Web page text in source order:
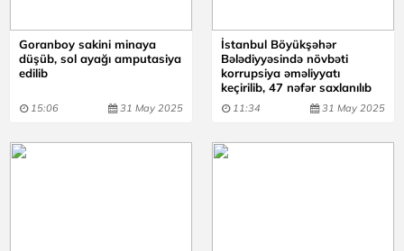
Goranboy sakini minaya
düşüb, sol ayağı amputasiya
edilib
15:06 31 May 2025
İstanbul Böyükşəhər
Bələdiyyəsində növbəti
korrupsiya əməliyyatı
keçirilib, 47 nəfər saxlanılıb
11:34 31 May 2025